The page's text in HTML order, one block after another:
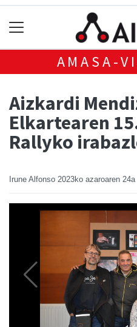
AMASA-
Aizkardi
Elkartearen
Rallyko
Irune Alfonso 2023ko azaroaren 24a